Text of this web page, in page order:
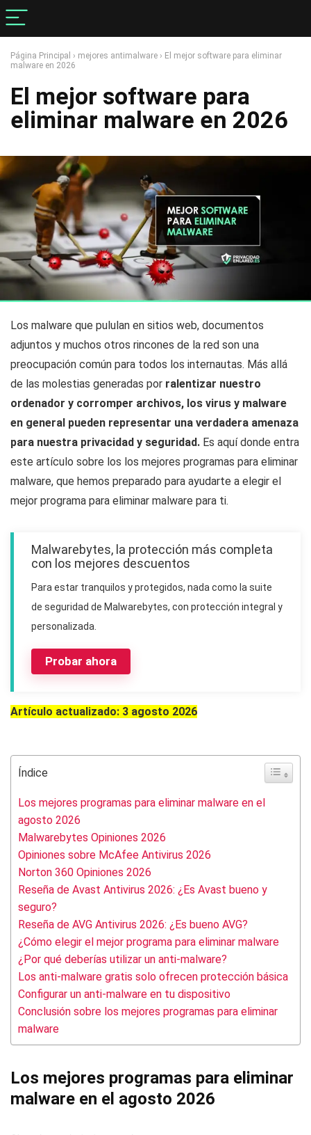
Página Principal › mejores antimalware › El mejor software para eliminar
malware en 2026
El mejor software para
eliminar malware en 2026
Los malware que pululan en sitios web, documentos
adjuntos y muchos otros rincones de la red son una
preocupación común para todos los internautas. Más allá
de las molestias generadas por ralentizar nuestro
ordenador y corromper archivos, los virus y malware
en general pueden representar una verdadera amenaza
para nuestra privacidad y seguridad. Es aquí donde entra
este artículo sobre los los mejores programas para eliminar
malware, que hemos preparado para ayudarte a elegir el
mejor programa para eliminar malware para ti.
Probar ahora
Malwarebytes, la protección más completa
con los mejores descuentos
Para estar tranquilos y protegidos, nada como la suite
de seguridad de Malwarebytes, con protección integral y
personalizada.
Artículo actualizado: 3 agosto 2026
Índice
Los mejores programas para eliminar malware en el
agosto 2026
Malwarebytes Opiniones 2026
Opiniones sobre McAfee Antivirus 2026
Norton 360 Opiniones 2026
Reseña de Avast Antivirus 2026: ¿Es Avast bueno y
seguro?
Reseña de AVG Antivirus 2026: ¿Es bueno AVG?
¿Cómo elegir el mejor programa para eliminar malware
¿Por qué deberías utilizar un anti-malware?
Los anti-malware gratis solo ofrecen protección básica
Configurar un anti-malware en tu dispositivo
Conclusión sobre los mejores programas para eliminar
malware
Los mejores programas para eliminar
malware en el agosto 2026